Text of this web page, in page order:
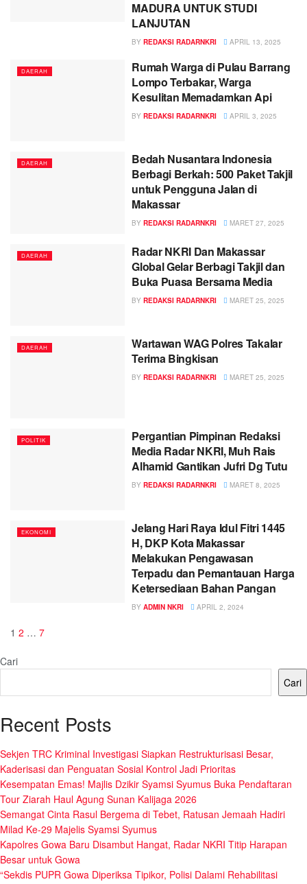
MADURA UNTUK STUDI
LANJUTAN
BY REDAKSI RADARNKRI APRIL 13, 2025
DAERAH
Rumah Warga di Pulau Barrang
Lompo Terbakar, Warga
Kesulitan Memadamkan Api
BY REDAKSI RADARNKRI APRIL 3, 2025
DAERAH
Bedah Nusantara Indonesia
Berbagi Berkah: 500 Paket Takjil
untuk Pengguna Jalan di
Makassar
BY REDAKSI RADARNKRI MARET 27, 2025
DAERAH
Radar NKRI Dan Makassar
Global Gelar Berbagi Takjil dan
Buka Puasa Bersama Media
BY REDAKSI RADARNKRI MARET 25, 2025
DAERAH
Wartawan WAG Polres Takalar
Terima Bingkisan
BY REDAKSI RADARNKRI MARET 25, 2025
POLITIK
Pergantian Pimpinan Redaksi
Media Radar NKRI, Muh Rais
Alhamid Gantikan Jufri Dg Tutu
BY REDAKSI RADARNKRI MARET 8, 2025
EKONOMI
Jelang Hari Raya Idul Fitri 1445
H, DKP Kota Makassar
Melakukan Pengawasan
Terpadu dan Pemantauan Harga
Ketersediaan Bahan Pangan
BY ADMIN NKRI APRIL 2, 2024
1 2 … 7
Cari
Cari
Recent Posts
Sekjen TRC Kriminal Investigasi Siapkan Restrukturisasi Besar,
Kaderisasi dan Penguatan Sosial Kontrol Jadi Prioritas
Kesempatan Emas! Majlis Dzikir Syamsi Syumus Buka Pendaftaran
Tour Ziarah Haul Agung Sunan Kalijaga 2026
Semangat Cinta Rasul Bergema di Tebet, Ratusan Jemaah Hadiri
Milad Ke-29 Majelis Syamsi Syumus
Kapolres Gowa Baru Disambut Hangat, Radar NKRI Titip Harapan
Besar untuk Gowa
“Sekdis PUPR Gowa Diperiksa Tipikor, Polisi Dalami Rehabilitasi